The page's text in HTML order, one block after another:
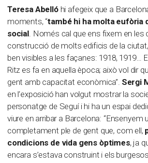
Teresa Abellóhi afegeix que a
moments, “també hi ha molta eufòria
social. Només cal que ens fixem en les
construcció de molts edificis de la
ben visibles a les façanes: 1918, 1919…
Ritz es fa en aquella època; això vol dir
gent amb capacitat econòmica”. Sergi
en l’exposició han volgut mostrar la
personatge de Seguí i hi ha un espai
viure en arribar a Barcelona: “Ensenyem
completament ple de gent que, com ell,
condicions de vida gens òptimes, ja
encara s’estava construint i els